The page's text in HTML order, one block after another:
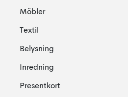
Möbler
Textil
Belysning
Inredning
Presentkort